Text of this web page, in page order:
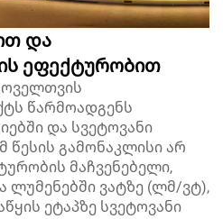
და
ეფექტურობით
წარმოადგენს
და სვეტოვანი
წესის გამონაკლისი არ
მაჩვენებელი,
ლუმენებში ვატზე (ლმ/ვტ),
ეტაპზე სვეტოვანი